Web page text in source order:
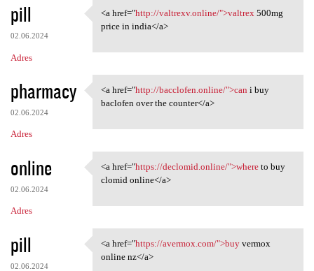
pill
02.06.2024
Adres
<a href="http://valtrexv
<a href="http://valtrexv.online/">valtrex500mg
price in india</a>
pharmacy
02.06.2024
Adres
<a href="http://bacclofen
<a href="http://bacclofen.online/">can i buy
baclofen over the counter</a>
online
02.06.2024
Adres
<a href="https://declomid
<a href="https://declomid.online/">whereto buy
clomid online</a>
pill
02.06.2024
<a href="https://avermox.com/
<a href="https://avermox.com/">buyvermox
online nz</a>